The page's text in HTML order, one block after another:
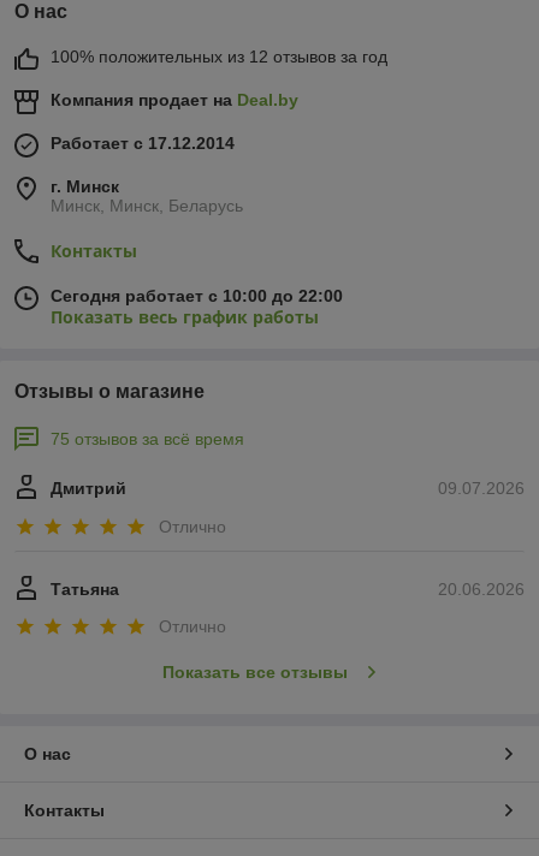
О нас
100% положительных из 12 отзывов за год
Компания продает на Deal.by
Работает с 17.12.2014
г. Минск
Минск, Минск, Беларусь
Контакты
Сегодня работает с 10:00 до 22:00
Показать весь график работы
Отзывы о магазине
75 отзывов за всё время
09.07.2026
Дмитрий
Отлично
20.06.2026
Татьяна
Отлично
Показать все отзывы
О нас
Контакты